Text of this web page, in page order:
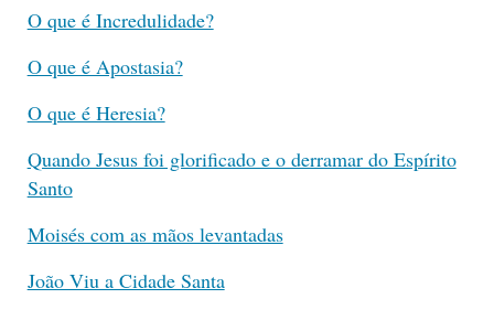
O que é Incredulidade?
O que é Apostasia?
O que é Heresia?
Quando Jesus foi glorificado e o derramar do Espírito
Santo
Moisés com as mãos levantadas
João Viu a Cidade Santa